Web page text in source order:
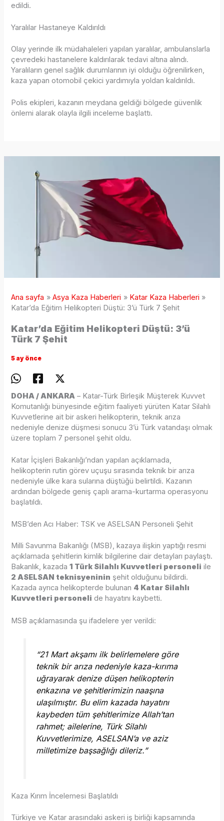
edildi.
Yaralılar Hastaneye Kaldırıldı
Olay yerinde ilk müdahaleleri yapılan yaralılar, ambulanslarla
çevredeki hastanelere kaldırılarak tedavi altına alındı.
Yaralıların genel sağlık durumlarının iyi olduğu öğrenilirken,
kaza yapan otomobil çekici yardımıyla yoldan kaldırıldı.
Polis ekipleri, kazanın meydana geldiği bölgede güvenlik
önlemi alarak olayla ilgili inceleme başlattı.
Ana sayfa Asya Kaza Haberleri
Katar Kaza Haberleri
Katar’da Eğitim Helikopteri Düştü: 3’ü Türk 7 Şehit
Katar’da Eğitim Helikopteri Düştü: 3’ü
Türk 7 Şehit
5 ay önce
DOHA / ANKARA – Katar-Türk Birleşik Müşterek Kuvvet
Komutanlığı bünyesinde eğitim faaliyeti yürüten Katar Silahlı
Kuvvetlerine ait bir askeri helikopterin, teknik arıza
nedeniyle denize düşmesi sonucu 3’ü Türk vatandaşı olmak
üzere toplam 7 personel şehit oldu.
Katar İçişleri Bakanlığı’ndan yapılan açıklamada,
helikopterin rutin görev uçuşu sırasında teknik bir arıza
nedeniyle ülke kara sularına düştüğü belirtildi. Kazanın
ardından bölgede geniş çaplı arama-kurtarma operasyonu
başlatıldı.
MSB’den Acı Haber: TSK ve ASELSAN Personeli Şehit
Milli Savunma Bakanlığı (MSB), kazaya ilişkin yaptığı resmi
açıklamada şehitlerin kimlik bilgilerine dair detayları paylaştı.
Bakanlık, kazada1 Türk Silahlı Kuvvetleri personeli ile
2 ASELSAN teknisyeninin şehit olduğunu bildirdi.
Kazada ayrıca helikopterde bulunan 4 Katar Silahlı
Kuvvetleri personeli de hayatını kaybetti.
MSB açıklamasında şu ifadelere yer verildi:
“21 Mart akşamı ilk belirlemelere göre
teknik bir arıza nedeniyle kaza-kırıma
uğrayarak denize düşen helikopterin
enkazına ve şehitlerimizin naaşına
ulaşılmıştır. Bu elim kazada hayatını
kaybeden tüm şehitlerimize Allah’tan
rahmet; ailelerine, Türk Silahlı
Kuvvetlerimize, ASELSAN’a ve aziz
milletimize başsağlığı dileriz.”
Kaza Kırım İncelemesi Başlatıldı
Türkiye ve Katar arasındaki askeri iş birliği kapsamında